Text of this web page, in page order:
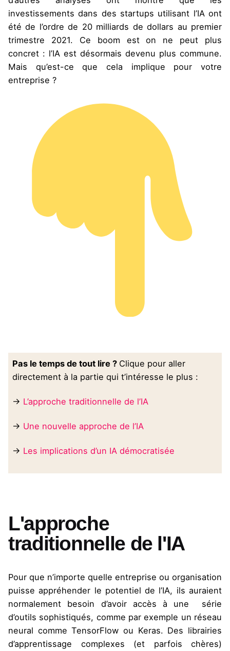
investissements dans des startups utilisant l’IA ont
été de l’ordre de 20 milliards de dollars au premier
trimestre 2021. Ce boom est on ne peut plus
concret : l’IA est désormais devenu plus commune.
Mais qu’est-ce que cela implique pour votre
entreprise ?
Pas le temps de tout lire ? Clique pour aller
directement à la partie qui t’intéresse le plus :
→ L’approche traditionnelle de l’IA
→ Une nouvelle approche de l’IA
→ Les implications d’un IA démocratisée
L'approche
traditionnelle de l'IA
Pour que n’importe quelle entreprise ou organisation
puisse appréhender le potentiel de l’IA, ils auraient
normalement besoin d’avoir accès à une série
d’outils sophistiqués, comme par exemple un réseau
neural comme TensorFlow ou Keras. Des librairies
d’apprentissage complexes (et parfois chères)